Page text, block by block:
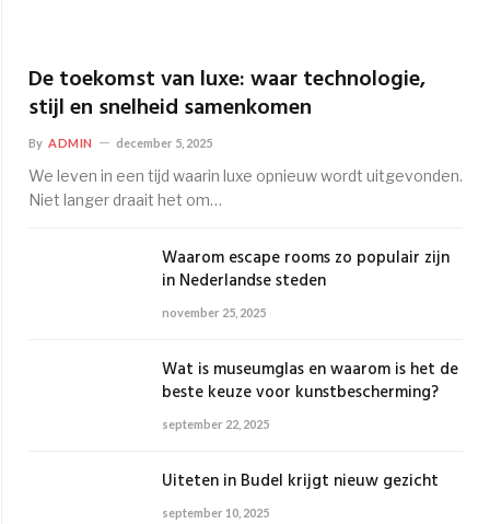
De toekomst van luxe: waar technologie,
stijl en snelheid samenkomen
By ADMIN december 5, 2025
We leven in een tijd waarin luxe opnieuw wordt uitgevonden.
Niet langer draait het om…
Waarom escape rooms zo populair zijn
in Nederlandse steden
november 25, 2025
Wat is museumglas en waarom is het de
beste keuze voor kunstbescherming?
september 22, 2025
Uiteten in Budel krijgt nieuw gezicht
september 10, 2025